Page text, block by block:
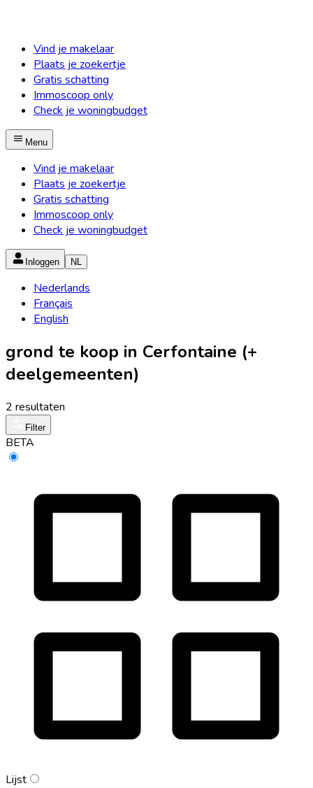
Vind je makelaar
Plaats je zoekertje
Gratis schatting
Immoscoop only
Check je woningbudget
Menu
Vind je makelaar
Plaats je zoekertje
Gratis schatting
Immoscoop only
Check je woningbudget
Inloggen NL
Nederlands
Français
English
grond te koop in Cerfontaine (+
deelgemeenten)
2 resultaten
Filter
BETA
Lijst